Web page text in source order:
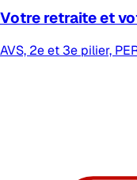
Votre retraite et
AVS, 2e et 3e pilier,